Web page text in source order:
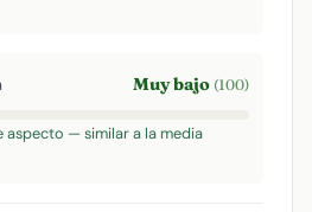
Muy bajo (100)
aspecto — similar a la media